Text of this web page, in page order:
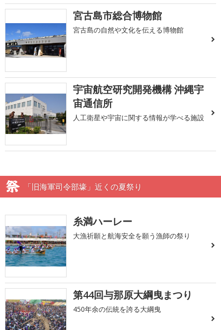
宮古島市総合博物館
宮古島の自然や文化を伝える博物館
宇宙航空研究開発機構 沖縄宇
宙通信所
人工衛星や宇宙に関する情報が学べる施設
「旧海軍司令部壕」近くの夏祭り
糸満ハーレー
大漁祈願と航海安全を願う漁師の祭り
第44回与那原大綱曳まつり
450年余の伝統を誇る大綱曳